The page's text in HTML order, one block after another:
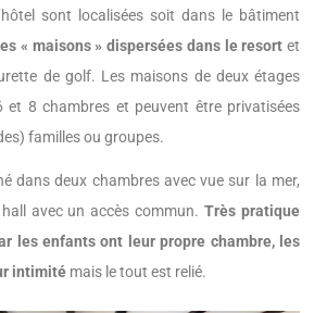
sont localisées soit dans le bâtiment
les « maisons » dispersées dans le resortet
de golf. Les maisons de deux étages
et 8 chambres et peuvent être privatisées
familles ou groupes.
dans deux chambres avec vue sur la mer,
avec un accès commun.Très pratique
les enfants ont leur propre chambre, les
intimité mais le tout est relié.